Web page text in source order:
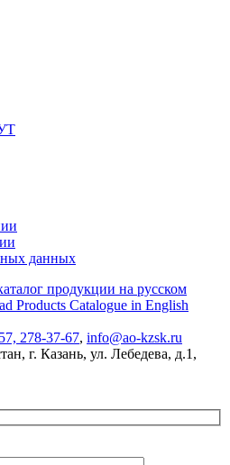
данных
продукции на русском
Products Catalogue in English
278-37-67, info@ao-kzsk.ru
г. Казань, ул. Лебедева, д.1 ,